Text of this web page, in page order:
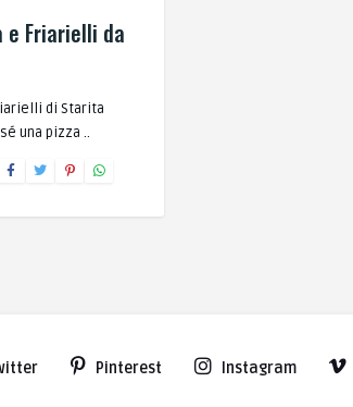
e Friarielli da
di Starita
una pizza ..
Pinterest Instagram